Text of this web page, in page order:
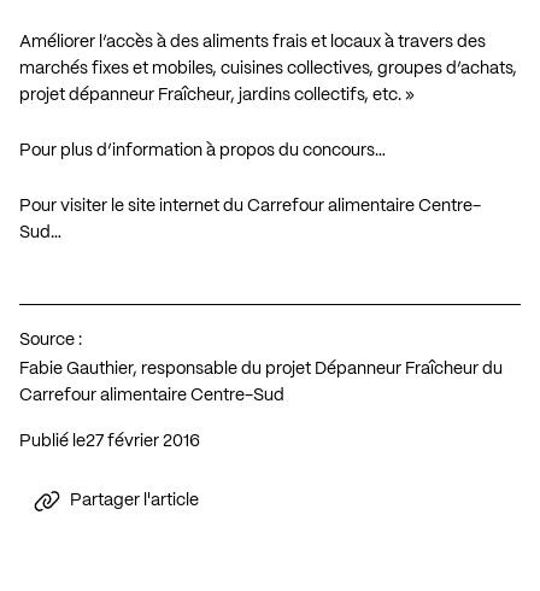
Améliorer l’accès à des aliments frais et locaux à travers des
marchés fixes et mobiles, cuisines collectives, groupes d’achats,
projet dépanneur Fraîcheur, jardins collectifs, etc. »
Pour plus d’information à propos du concours…
Pour visiter le site internet du Carrefour alimentaire Centre-
Sud…
Source :
Fabie Gauthier, responsable du projet Dépanneur Fraîcheur du
Carrefour alimentaire Centre-Sud
Publié le 27 février 2016
Partager l'article